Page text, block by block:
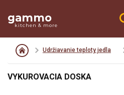
gammo
kitchen & more
Udržiavanie teploty jedla
VYKUROVACIA DOSKA